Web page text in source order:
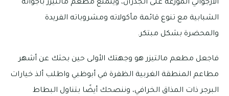
الأرجواني الموزعة على الجدران، ويتمتع مطعم مالتيزر بأجوائه
الشبابية مع تنوع قائمة مأكولاته ومشروباته الفريدة
والمحضرة بشكل مبتكر.
فاجعل مطعم مالتيزر هو وجهتك الأولى حين بحثك عن أشهر
مطاعم المنطقة الغربية الظفرة في أبوظبي واطلب ألذ خيارات
البرجر ذات المذاق الخرافي، وننصحك أيضًا بتناول البطاط